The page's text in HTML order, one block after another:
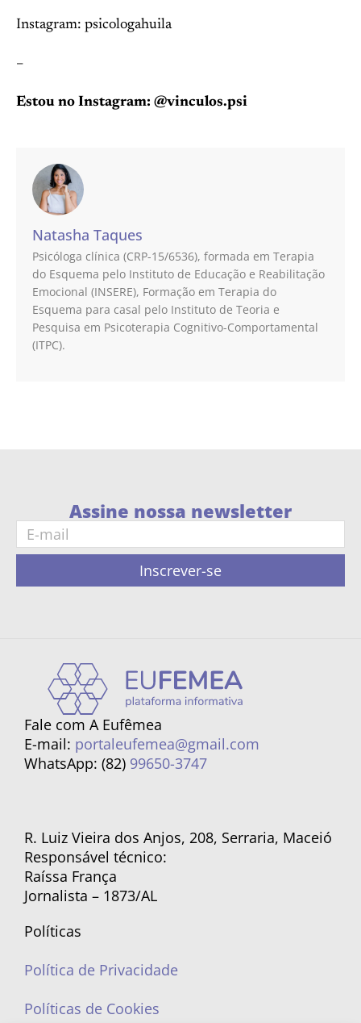
Instagram: psicologahuila
–
Estou no Instagram: @vinculos.psi
Natasha Taques
Psicóloga clínica (CRP-15/6536), formada em Terapia
do Esquema pelo Instituto de Educação e Reabilitação
Emocional (INSERE), Formação em Terapia do
Esquema para casal pelo Instituto de Teoria e
Pesquisa em Psicoterapia Cognitivo-Comportamental
(ITPC).
Assine nossa newsletter
Inscrever-se
Fale com A Eufêmea
E-mail: portaleufemea@gmail.com
WhatsApp: (82) 99650-3747
R. Luiz Vieira dos Anjos, 208, Serraria, Maceió
Responsável técnico:
Raíssa França
Jornalista – 1873/AL
Políticas
Política de Privacidade
Políticas de Cookies